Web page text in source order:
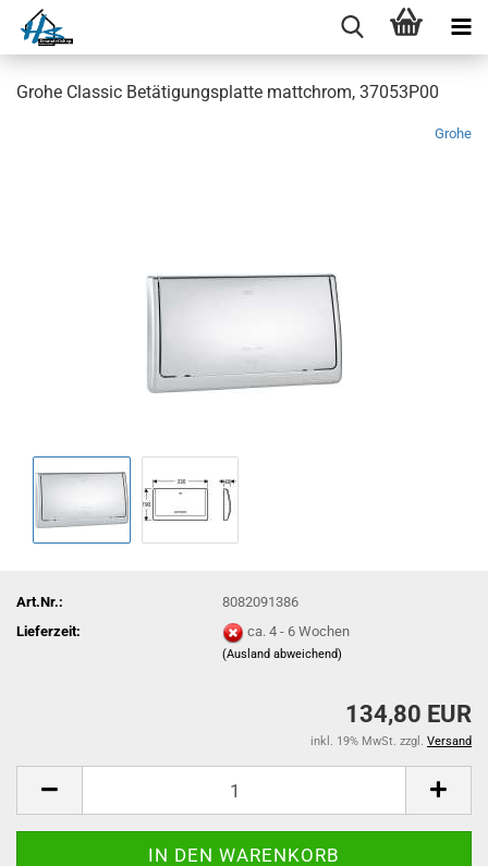
Grohe Classic Betätigungsplatte mattchrom, 37053P00
Grohe
Art.Nr.:
8082091386
Lieferzeit:
ca. 4 - 6 Wochen
(Ausland abweichend)
134,80 EUR
inkl. 19% MwSt. zzgl. Versand